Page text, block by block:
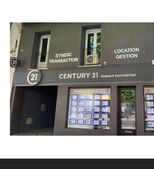
CENTURY 21 Impact
18 avenue du Général
ALES - 30100
Envoyer un
Téléphoner à